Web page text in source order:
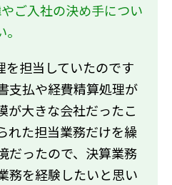
ご入社の決め手につい
を担当していたのです
支払や経費精算処理が
が大きな会社だったこ
れた担当業務だけを繰
だったので、決算業務
務を経験したいと思い